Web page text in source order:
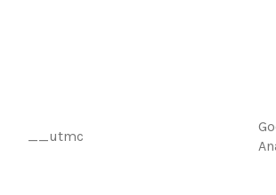
__utmc